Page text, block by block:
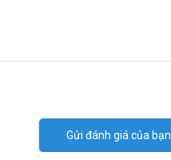
Gửi đánh giá của bạn